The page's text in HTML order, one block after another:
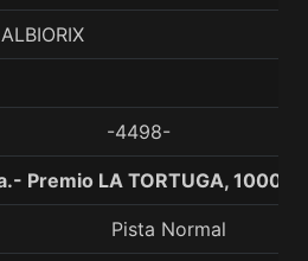
-4498-
Premio LA TORTUGA, 1000
Pista Normal